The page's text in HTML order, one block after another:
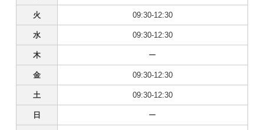
火 09:30-12:30
水 09:30-12:30
木 ー
金 09:30-12:30
土 09:30-12:30
日 ー